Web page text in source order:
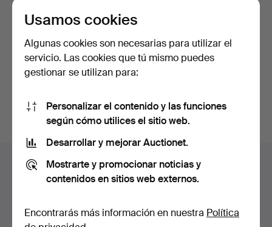
1 día
106 USD
Suscribir búsqueda
También puedes buscar ennuestro archivo de
subastas concluidas .
Lotes en Suecia
Estás viendo únicamente los lotes en Suecia.
para todas nuestras piezas.
Usamos cookies
Algunas cookies son necesarias para utilizar el
servicio. Las cookies que tú mismo puedes
gestionar se utilizan para:
Personalizar el contenido y las funciones
según cómo utilices el sitio web.
Desarrollar y mejorar Auctionet.
Mostrarte y promocionar noticias y
contenidos en sitios web externos.
Encontrarás más información en nuestra Política